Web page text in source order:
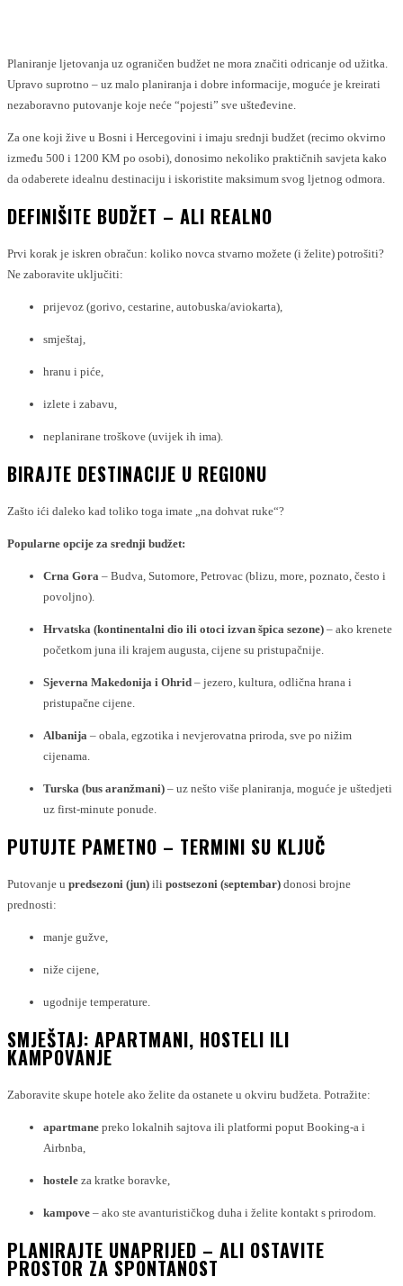
Planiranje ljetovanja uz ograničen budžet ne mora značiti odricanje od užitka.
Upravo suprotno – uz malo planiranja i dobre informacije, moguće je kreirati
nezaboravno putovanje koje neće “pojesti” sve ušteđevine.
Za one koji žive u Bosni i Hercegovini i imaju srednji budžet (recimo okvirno
između 500 i 1200 KM po osobi), donosimo nekoliko praktičnih savjeta kako
da odaberete idealnu destinaciju i iskoristite maksimum svog ljetnog odmora.
DEFINIŠITE BUDŽET – ALI REALNO
Prvi korak je iskren obračun: koliko novca stvarno možete (i želite) potrošiti?
Ne zaboravite uključiti:
prijevoz (gorivo, cestarine, autobuska/aviokarta),
smještaj,
hranu i piće,
izlete i zabavu,
neplanirane troškove (uvijek ih ima).
BIRAJTE DESTINACIJE U REGIONU
Zašto ići daleko kad toliko toga imate „na dohvat ruke“?
Popularne opcije za srednji budžet:
Crna Gora – Budva, Sutomore, Petrovac (blizu, more, poznato, često i
povoljno).
Hrvatska (kontinentalni dio ili otoci izvan špica sezone) – ako krenete
početkom juna ili krajem augusta, cijene su pristupačnije.
Sjeverna Makedonija i Ohrid – jezero, kultura, odlična hrana i
pristupačne cijene.
Albanija – obala, egzotika i nevjerovatna priroda, sve po nižim
cijenama.
Turska (bus aranžmani) – uz nešto više planiranja, moguće je uštedjeti
uz first-minute ponude.
PUTUJTE PAMETNO – TERMINI SU KLJUČ
Putovanje u predsezoni (jun) ili postsezoni (septembar) donosi brojne
prednosti:
manje gužve,
niže cijene,
ugodnije temperature.
SMJEŠTAJ: APARTMANI, HOSTELI ILI
KAMPOVANJE
Zaboravite skupe hotele ako želite da ostanete u okviru budžeta. Potražite:
apartmane preko lokalnih sajtova ili platformi poput Booking-a i
Airbnba,
hostele za kratke boravke,
kampove – ako ste avanturističkog duha i želite kontakt s prirodom.
PLANIRAJTE UNAPRIJED – ALI OSTAVITE
PROSTOR ZA SPONTANOST